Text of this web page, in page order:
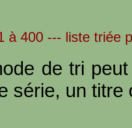
à 400 --- liste triée
de tri
série, un titre